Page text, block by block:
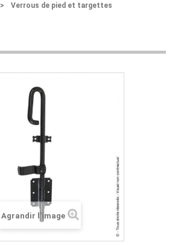
> Verrous de pied et targettes
Agrandir l'image